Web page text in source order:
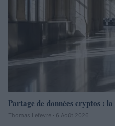
Partage de données cryptos : la
Thomas Lefevre · 6 Août 2026